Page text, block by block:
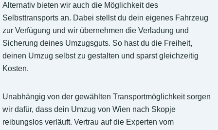
Alternativ bieten wir auch die Möglichkeit des
Selbsttransports an. Dabei stellst du dein eigenes Fahrzeug
zur Verfügung und wir übernehmen die Verladung und
Sicherung deines Umzugsguts. So hast du die Freiheit,
deinen Umzug selbst zu gestalten und sparst gleichzeitig
Kosten.
Unabhängig von der gewählten Transportmöglichkeit sorgen
wir dafür, dass dein Umzug von Wien nach Skopje
reibungslos verläuft. Vertrau auf die Experten vom